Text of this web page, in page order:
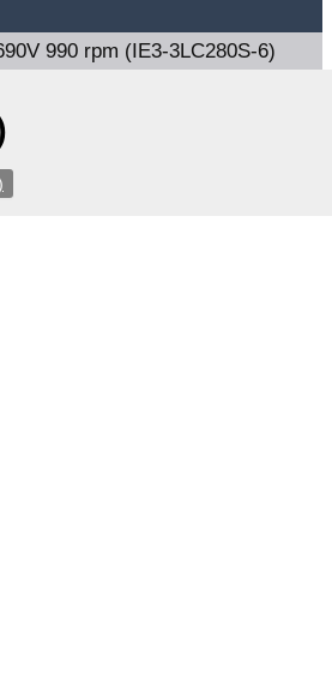
990 rpm (IE3-3LC280S-6)